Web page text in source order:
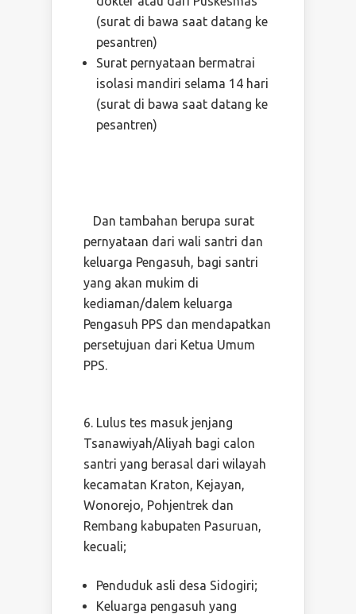
(surat di bawa saat datang ke
pesantren)
Surat pernyataan bermatrai
isolasi mandiri selama 14 hari
(surat di bawa saat datang ke
pesantren)
Dan tambahan berupa surat
pernyataan dari wali santri dan
keluarga Pengasuh, bagi santri
yang akan mukim di
kediaman/dalem keluarga
Pengasuh PPS dan mendapatkan
persetujuan dari Ketua Umum
PPS.
Lulus tes masuk jenjang
Tsanawiyah/Aliyah bagi calon
santri yang berasal dari wilayah
kecamatan Kraton, Kejayan,
Wonorejo, Pohjentrek dan
Rembang kabupaten Pasuruan,
kecuali;
Penduduk asli desa Sidogiri;
Keluarga pengasuh yang